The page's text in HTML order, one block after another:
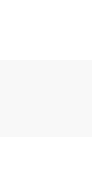
*市面上外国相同产